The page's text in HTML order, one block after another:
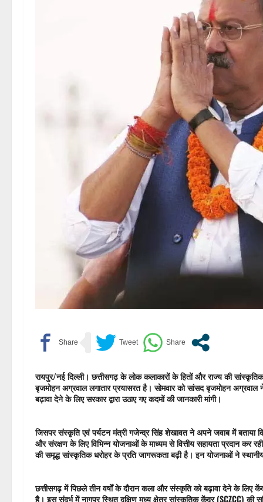
रायपुर/नई दिल्ली। छत्तीसगढ़ के लोक कलाकारों के हितों और राज्य की
बृजमोहन अग्रवाल लगातार प्रयासरत है। सोमवार को सांसद बृजमोहन
बढ़ावा देने के लिए सरकार द्वारा उठाए गए कदमों की जानकारी मांगी।
जिसपर संस्कृति एवं पर्यटन मंत्री गजेन्द्र सिंह शेखावत ने अपने जवाब में बताया
और संरक्षण के लिए विभिन्न योजनाओं के माध्यम से वित्तीय सहायता प्रदान कर
की समृद्ध सांस्कृतिक धरोहर के प्रति जागरूकता बढ़ी है। इन योजनाओं ने
छत्तीसगढ़ में पिछले तीन वर्षों के दौरान कला और संस्कृति को बढ़ावा देने के लिए
है। इस संदर्भ में नागपुर स्थित दक्षिण मध्य क्षेत्र सांस्कृतिक केंद्र (SCZCC) की